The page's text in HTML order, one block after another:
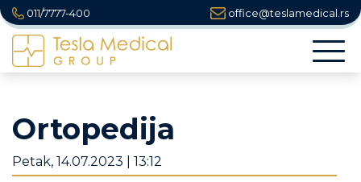
011/7777-400 office@teslamedical.rs
Ortopedija
Petak, 14.07.2023 | 13:12